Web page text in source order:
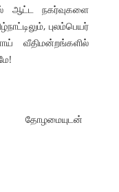
ஆட்ட நகர்வுகளை
புலம்பெயர்
வீதிமன்றங்களில்